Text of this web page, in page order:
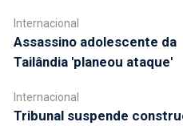
Internacional
Assassino adolescente da
Tailândia 'planeou ataque'
Internacional
Tribunal suspende